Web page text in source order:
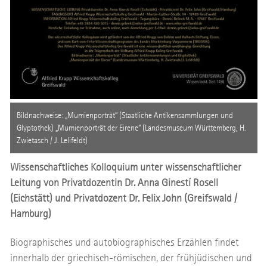
Bildnachweise: „Mumienporträt“ (Staatliche Antikensammlungen und
Glyptothek) „Mumienporträt der Eirene“ (Landesmuseum Württemberg, H.
Zwietasch / J. Lelifeldt)
Wissenschaftliches Kolloquium unter wissenschaftlicher
Leitung von Privatdozentin Dr. Anna Ginestí Rosell
(Eichstätt) und Privatdozent Dr. Felix John (Greifswald /
Hamburg)
Biographisches und autobiographisches Erzählen findet
innerhalb der griechisch-römischen, der frühjüdischen und